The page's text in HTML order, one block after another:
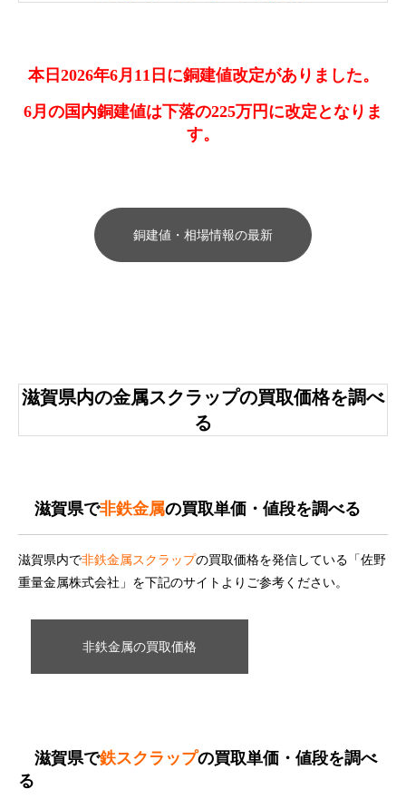
本日2026年6月11日に銅建値改定がありました。
6月の国内銅建値は下落の225万円に改定となりま
す。
銅建値・相場情報の最新
滋賀県内の金属スクラップの買取価格を調べ
る
滋賀県で非鉄金属の買取単価・値段を調べる
滋賀県内で非鉄金属スクラップの買取価格を発信している「佐野
重量金属株式会社」を下記のサイトよりご参考ください。
非鉄金属の買取価格
滋賀県で鉄スクラップの買取単価・値段を調べ
る